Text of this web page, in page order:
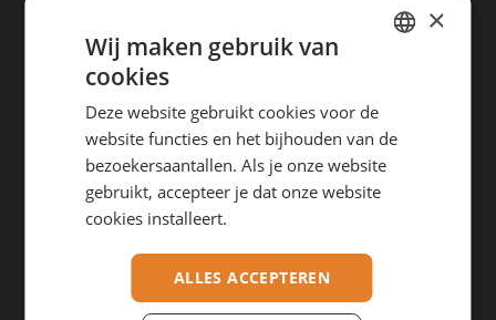
VAN-Jorn B.V.
Duinkerkenstraat 44A-B
9723 BT Groningen (NL)
BTW nr.: NL863657795B01
VAN-Jorn GmbH
Weyershofstraße 50
47803 Krefeld (DE)
USt-ID: DE461713901
GERMAN
×
Wij maken gebruik van
cookies
Deze website gebruikt cookies voor de
website functies en het bijhouden van de
bezoekersaantallen. Als je onze website
gebruikt, accepteer je dat onze website
cookies installeert.
ALLES ACCEPTEREN